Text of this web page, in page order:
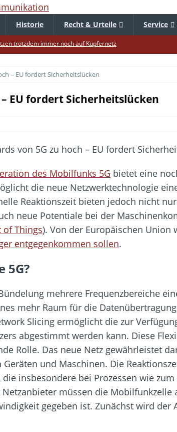
Historie Recht & Urteile Service
trotzdem immer noch auf Kupfernetz
sparen Käufer am meisten
Unlimited-Klauseln sind unzulässig
WhatsApp-Betrugsmasche
Beschäftigte nicht abschalten
unsichtbar – Die Benutzernamen kommen
bei Online-Kündigung gestärkt
– EU fordert Sicherheitslücken
EU fordert Sicherheitslücken
des Mobilfunks 5G bietet eine
die neue Netzwerktechnologie
Reaktionszeit bieten jedoch nicht
neue Potentiale bei der
of Things). Von der Europäischen
entgegenkommen sollen.
5G?
mehrere Frequenzbereiche
mehr Raum für die
Slicing ermöglicht die zur
abgestimmt werden kann. Diese
Rolle. Das neue Netz gewährleistet
und Maschinen. Die
insbesondere bei Prozessen wie
müssen die Mobilfunkzelle
gegeben ist. Zunächst wird der